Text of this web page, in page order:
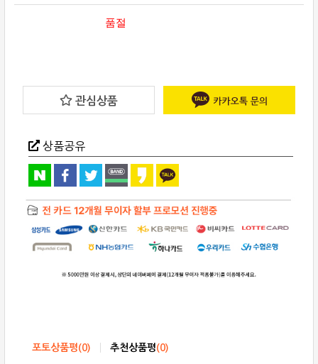
품절
관심상품
상품공유
포토상품평(0) 추천상품평(0)